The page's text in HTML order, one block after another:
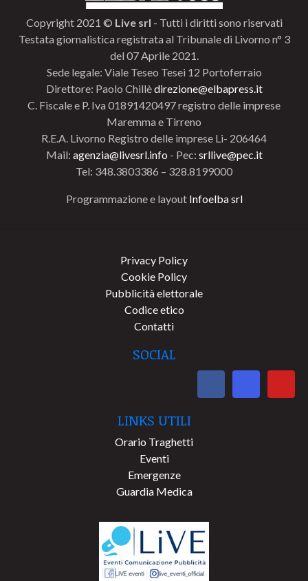
Copyright 2021 © Live srl - Tutti i diritti sono riservati
Testata giornalistica registrata al Tribunale di Livorno n° 3
del 07 Aprile 2021.
Sede legale: Viale Teseo Tesei 12 Portoferraio
Direttore: Paolo Chillèdirezione@elbapress.it
C. Fiscale e P. Iva 01891420497 registro delle imprese
Maremma e Tirreno
R.E.A. Livorno Registro delle imprese Li- 206464
Mail: agenzia@livesrl.info - Pec: srllive@pec.it
Tel: 348.3803386 – 328.8199000
Programmazione e layout Infoelba srl
Privacy Policy
Cookie Policy
Pubblicità elettorale
Codice etico
Contatti
SOCIAL
LINKS UTILI
Orario Traghetti
Eventi
Emergenze
Guardia Medica